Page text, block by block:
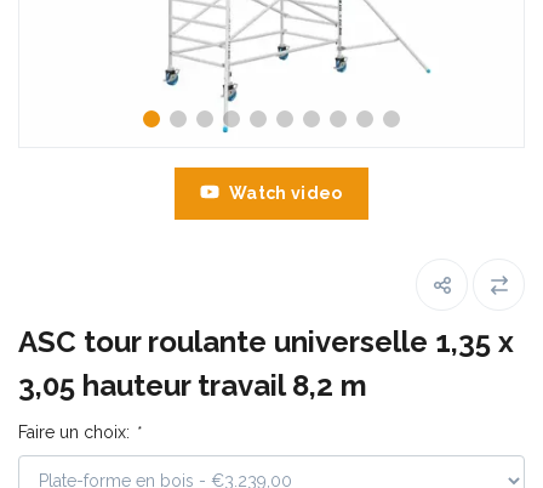
Watch video
ASC tour roulante universelle 1,35 x
3,05 hauteur travail 8,2 m
Faire un choix: *